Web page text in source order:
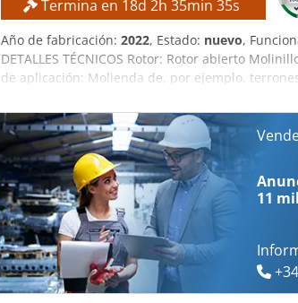
Termina en 18d 2h 35min 34s
Año de fabricación: 2022, Estado: nuevo,
DETALLES TÉCNICOS Rotor: Rotor abierto
de aplicación: Molienda de, por ejemplo,
control Las piezas de repuesto se pueden
11